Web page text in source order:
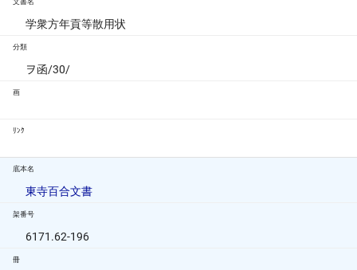
文書名
学衆方年貢等散用状
分類
ヲ函/30/
画
ﾘﾝｸ
底本名
東寺百合文書
架番号
6171.62-196
冊